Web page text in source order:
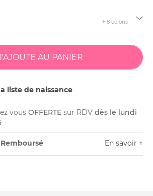
+ 8 coloris
liste de naissance
vous OFFERTE sur RDV dès le lundi
Remboursé En savoir +